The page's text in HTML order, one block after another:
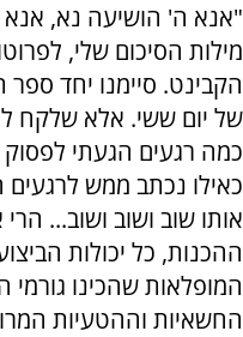
"אנא ה' הושיעה נא,
מילות הסיכום שלי,
הקבינט. סיימנו יחד
של יום ששי. אלא שלקח
כמה רגעים הגעתי
כאילו נכתב ממש
אותו שוב ושוב ושוב...
ההכנות, כל יכולות
המופלאות שהכינו גורמי
החשאיות וההטעיות